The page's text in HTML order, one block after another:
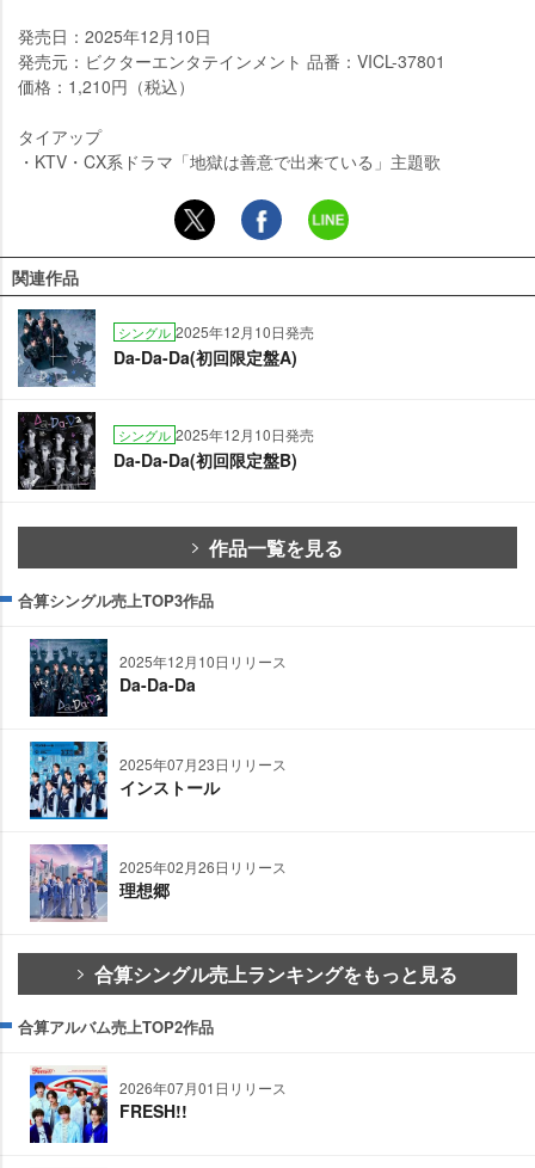
発売日：2025年12月10日
発売元：ビクターエンタテインメント 品番：VICL-37801
価格：1,210円（税込）
タイアップ
・KTV・CX系ドラマ「地獄は善意で出来ている」主題歌
関連作品
シングル 2025年12月10日発売
Da-Da-Da(初回限定盤A)
シングル 2025年12月10日発売
Da-Da-Da(初回限定盤B)
作品一覧を見る
合算シングル売上TOP3作品
2025年12月10日リリース
Da-Da-Da
2025年07月23日リリース
インストール
2025年02月26日リリース
理想郷
合算シングル売上ランキングをもっと見る
合算アルバム売上TOP2作品
2026年07月01日リリース
FRESH!!